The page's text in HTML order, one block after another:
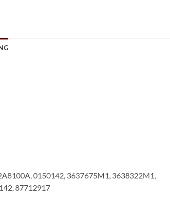
0150142, 3637675M1, 3638322M1,
87712917